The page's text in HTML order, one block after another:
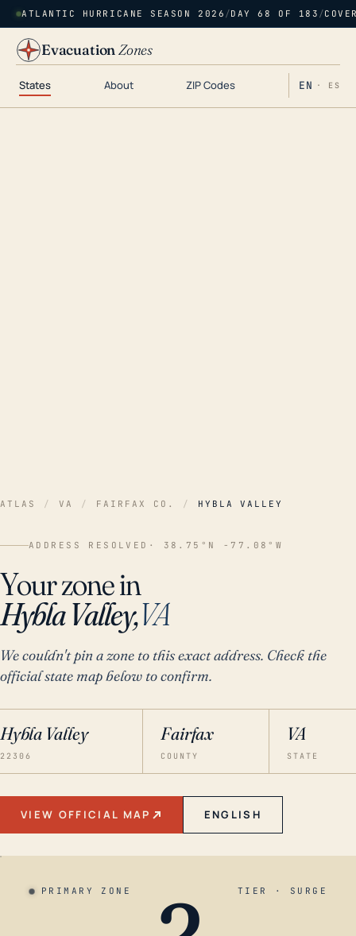
ATLANTIC HURRICANE SEASON 2026 /DAY 68 OF 183 /
EvacuationZones
States About ZIP Codes EN · ES
ATLAS / VA / FAIRFAX CO. / HYBLA VALLEY
ADDRESS RESOLVED · 38.75°N -77.08°W
Your zone in
Hybla Valley,VA
We couldn't pin a zone to this exact address. Check the
official state map below to confirm.
Hybla Valley
22306
Fairfax
COUNTY
VA
STATE
VIEW OFFICIAL MAP ENGLISH
PRIMARY ZONE TIER · SURGE